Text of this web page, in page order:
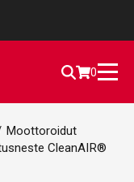
0
Moottoroidut
CleanAIR®